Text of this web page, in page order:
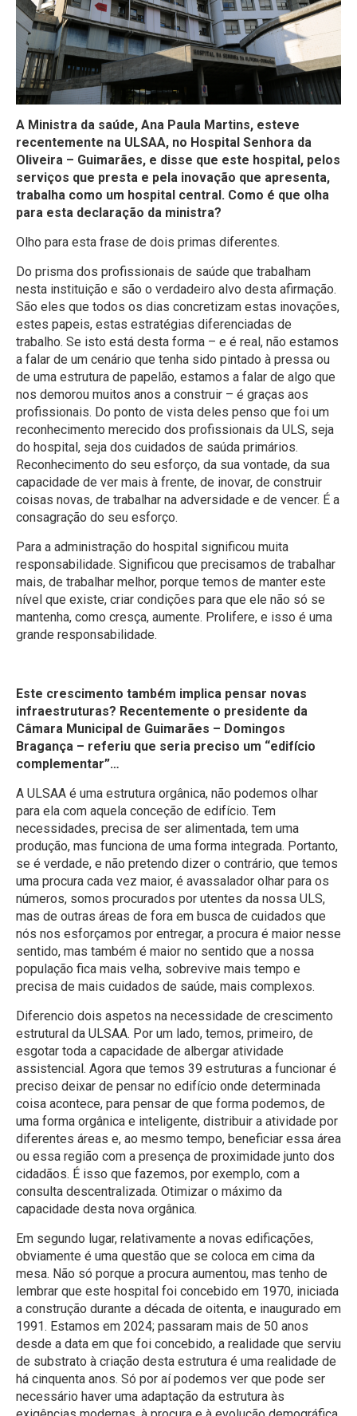
A Ministra da saúde, Ana Paula Martins, esteve
recentemente na ULSAA, no Hospital Senhora da
Oliveira – Guimarães, e disse que este hospital, pelos
serviços que presta e pela inovação que apresenta,
trabalha como um hospital central. Como é que olha
para esta declaração da ministra?
Olho para esta frase de dois primas diferentes.
Do prisma dos profissionais de saúde que trabalham
nesta instituição e são o verdadeiro alvo desta afirmação.
São eles que todos os dias concretizam estas inovações,
estes papeis, estas estratégias diferenciadas de
trabalho. Se isto está desta forma – e é real, não estamos
a falar de um cenário que tenha sido pintado à pressa ou
de uma estrutura de papelão, estamos a falar de algo que
nos demorou muitos anos a construir – é graças aos
profissionais. Do ponto de vista deles penso que foi um
reconhecimento merecido dos profissionais da ULS, seja
do hospital, seja dos cuidados de saúda primários.
Reconhecimento do seu esforço, da sua vontade, da sua
capacidade de ver mais à frente, de inovar, de construir
coisas novas, de trabalhar na adversidade e de vencer. É a
consagração do seu esforço.
Para a administração do hospital significou muita
responsabilidade. Significou que precisamos de trabalhar
mais, de trabalhar melhor, porque temos de manter este
nível que existe, criar condições para que ele não só se
mantenha, como cresça, aumente. Prolifere, e isso é uma
grande responsabilidade.
Este crescimento também implica pensar novas
infraestruturas? Recentemente o presidente da
Câmara Municipal de Guimarães – Domingos
Bragança – referiu que seria preciso um “edifício
complementar”…
A ULSAA é uma estrutura orgânica, não podemos olhar
para ela com aquela conceção de edifício. Tem
necessidades, precisa de ser alimentada, tem uma
produção, mas funciona de uma forma integrada. Portanto,
se é verdade, e não pretendo dizer o contrário, que temos
uma procura cada vez maior, é avassalador olhar para os
números, somos procurados por utentes da nossa ULS,
mas de outras áreas de fora em busca de cuidados que
nós nos esforçamos por entregar, a procura é maior nesse
sentido, mas também é maior no sentido que a nossa
população fica mais velha, sobrevive mais tempo e
precisa de mais cuidados de saúde, mais complexos.
Diferencio dois aspetos na necessidade de crescimento
estrutural da ULSAA. Por um lado, temos, primeiro, de
esgotar toda a capacidade de albergar atividade
assistencial. Agora que temos 39 estruturas a funcionar é
preciso deixar de pensar no edifício onde determinada
coisa acontece, para pensar de que forma podemos, de
uma forma orgânica e inteligente, distribuir a atividade por
diferentes áreas e, ao mesmo tempo, beneficiar essa área
ou essa região com a presença de proximidade junto dos
cidadãos. É isso que fazemos, por exemplo, com a
consulta descentralizada. Otimizar o máximo da
capacidade desta nova orgânica.
Em segundo lugar, relativamente a novas edificações,
obviamente é uma questão que se coloca em cima da
mesa. Não só porque a procura aumentou, mas tenho de
lembrar que este hospital foi concebido em 1970, iniciada
a construção durante a década de oitenta, e inaugurado em
1991. Estamos em 2024; passaram mais de 50 anos
desde a data em que foi concebido, a realidade que serviu
de substrato à criação desta estrutura é uma realidade de
há cinquenta anos. Só por aí podemos ver que pode ser
necessário haver uma adaptação da estrutura às